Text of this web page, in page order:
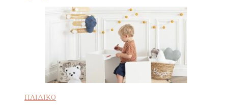
ΠΑΙΔΙΚΟ